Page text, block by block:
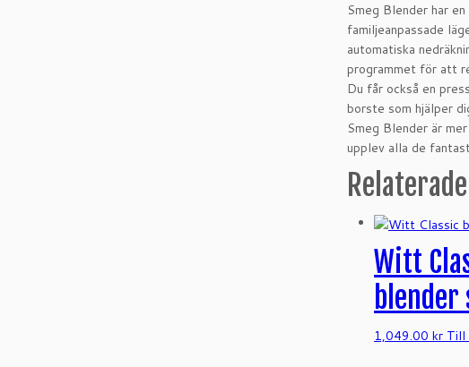
Smeg Blender har
familjeanpassade
automatiska
programmet för att
Du får också en
borste som hjälper
Smeg Blender är
upplev alla de
Witt
1,049.00 kr Till